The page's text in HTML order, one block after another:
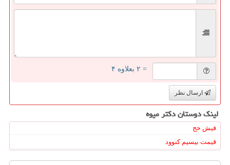
= ۲ بعلاوه ۴
ارسال نظر
لینک دوستان دكتر میوه
فیش حج
قیمت بیسیم کنوود